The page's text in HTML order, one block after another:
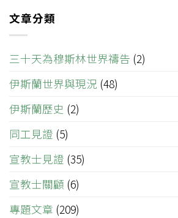
文章分類
三十天為穆斯林世界禱告 (2)
伊斯蘭世界與現況 (48)
伊斯蘭歷史 (2)
同工見證 (5)
宣教士見證 (35)
宣教士關顧 (6)
專題文章 (209)